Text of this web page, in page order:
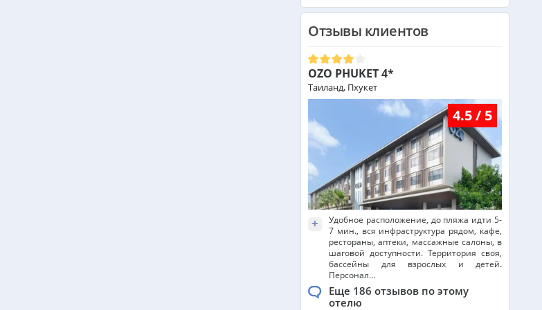
Оман из Алматы
Отзывы клиентов
OZO PHUKET 4*
Таиланд, Пхукет
4.5 / 5
+
Удобное расположение, до пляжа идти 5-
7 мин., вся инфраструктура рядом, кафе,
рестораны, аптеки, массажные салоны, в
шаговой доступности. Территория своя,
бассейны для взрослых и детей.
Персонал...
Еще 186 отзывов по этому
отелю